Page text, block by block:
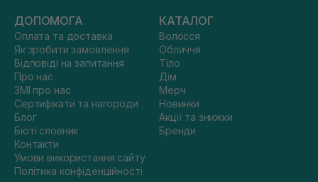
ДОПОМОГА
Оплата та доставка
Як зробити замовлення
Відповіді на запитання
Про нас
ЗМІ про нас
Сертифікати та нагороди
Блог
Бюті словник
Контакти
Умови використання сайту
Політика конфіденційності
КАТАЛОГ
Волосся
Обличчя
Тіло
Дім
Мерч
Новинки
Акції та знижки
Бренди